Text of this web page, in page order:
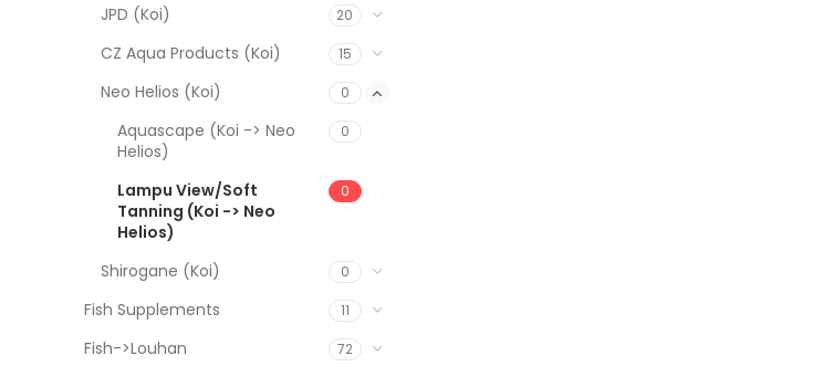
JPD (Koi) 20
CZ Aqua Products (Koi) 15
Neo Helios (Koi) 0
Aquascape (Koi -> Neo
Helios)
0
Lampu View/Soft
Tanning (Koi -> Neo
Helios)
0
Shirogane (Koi) 0
Fish Supplements 11
Fish->Louhan 72